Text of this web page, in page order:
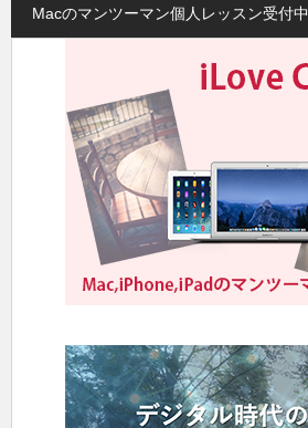
Macのマンツーマン個人レッスン受付中